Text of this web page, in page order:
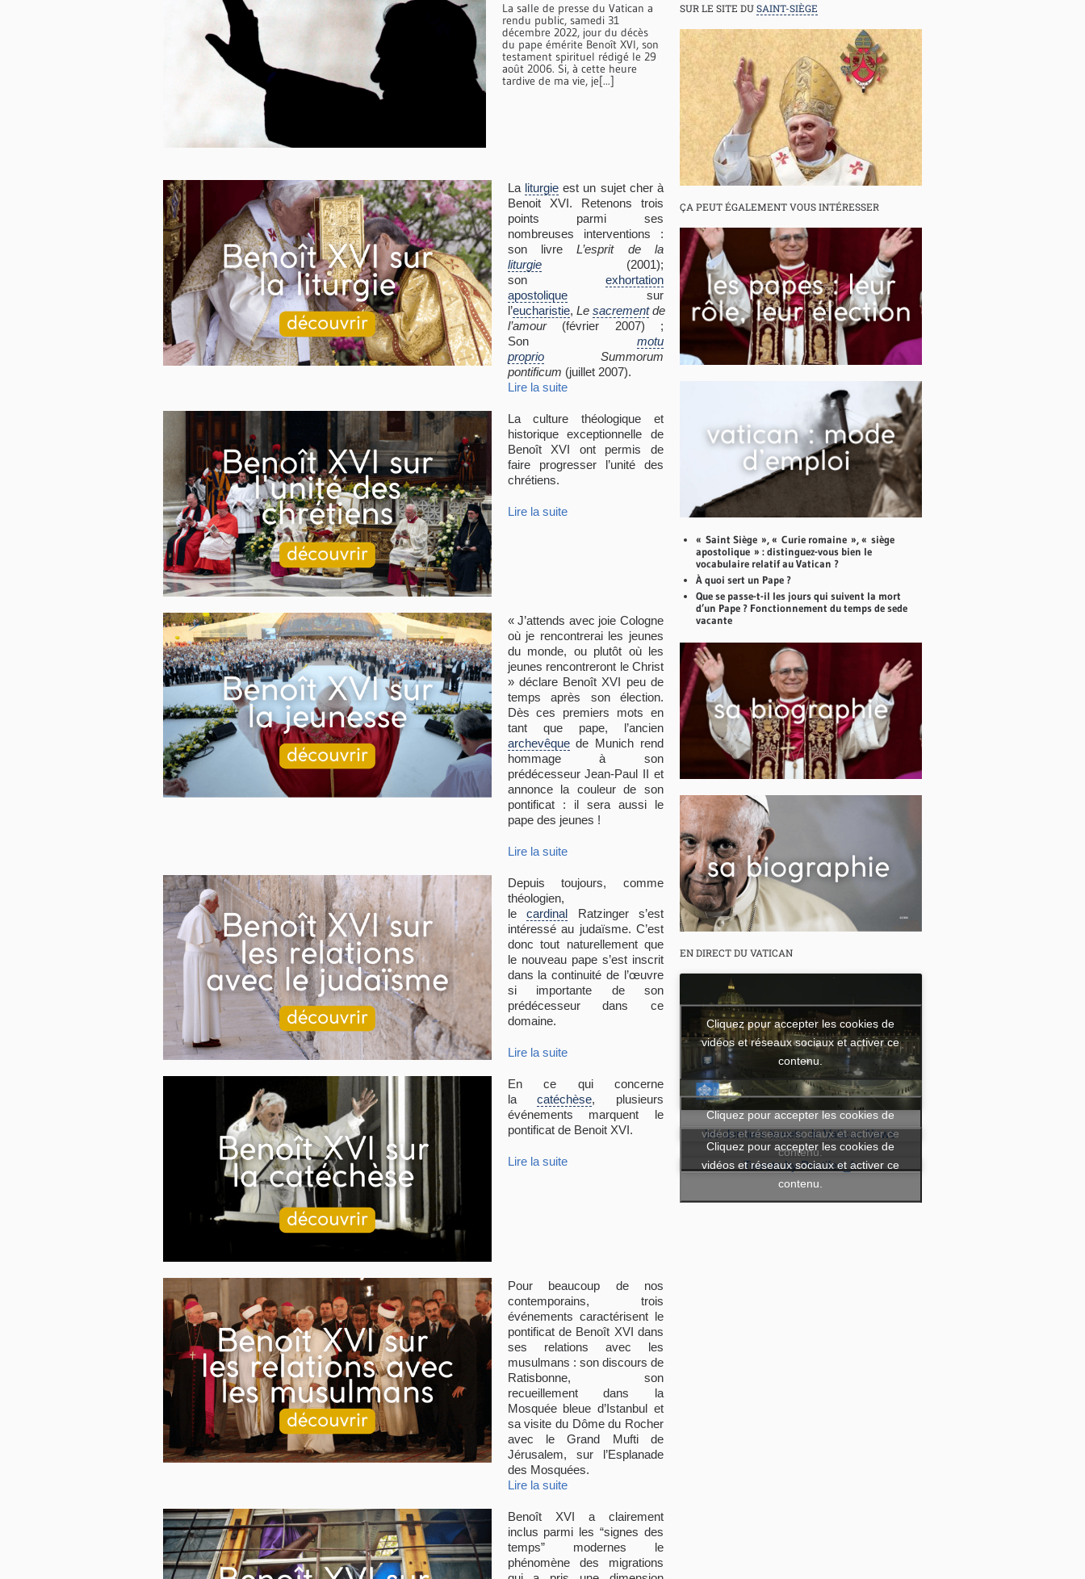
La salle de presse du Vatican a
rendu public, samedi 31
décembre 2022, jour du décès
du pape émérite Benoît XVI, son
testament spirituel rédigé le 29
août 2006. Si, à cette heure
tardive de ma vie, je[...]
La liturgieest un sujet cher à
Benoit XVI. Retenons trois
points parmi ses
nombreuses interventions :
son livreL’esprit de la
liturgie(2001);
son exhortation
apostoliquesur
l’eucharistie, Le sacrementde
l’amour(février 2007) ;
Son motu
proprioSummorum
pontificum (juillet 2007).
Lire la suite
La culture théologique et
historique exceptionnelle de
Benoît XVI ont permis de
faire progresser l’unité des
chrétiens.
Lire la suite
« J’attends avec joie Cologne
où je rencontrerai les jeunes
du monde, ou plutôt où les
jeunes rencontreront le Christ
» déclare Benoît XVI peu de
temps après son élection.
Dès ces premiers mots en
tant que pape, l’ancien
archevêquede Munich rend
hommage à son
prédécesseur Jean-Paul II et
annonce la couleur de son
pontificat : il sera aussi le
pape des jeunes !
Lire la suite
Depuis toujours, comme
théologien,
lecardinal Ratzinger s’est
intéressé au judaïsme. C’est
donc tout naturellement que
le nouveau pape s’est inscrit
dans la continuité de l’œuvre
si importante de son
prédécesseur dans ce
domaine.
Lire la suite
En ce qui concerne
lacatéchèse, plusieurs
événements marquent le
pontificat de Benoit XVI.
Lire la suite
Pour beaucoup de nos
contemporains, trois
événements caractérisent le
pontificat de Benoît XVI dans
ses relations avec les
musulmans : son discours de
Ratisbonne, son
recueillement dans la
Mosquée bleue d’Istanbul et
sa visite du Dôme du Rocher
avec le Grand Mufti de
Jérusalem, sur l’Esplanade
des Mosquées.
Lire la suite
Benoît XVI a clairement
inclus parmi les “signes des
temps” modernes le
phénomène des migrations
SUR LE SITE DUSAINT-SIÈGE
ÇA PEUT ÉGALEMENT VOUS INTÉRESSER
« Saint Siège », « Curie romaine », « siège
apostolique » : distinguez-vous bien le
vocabulaire relatif au Vatican ?
À quoi sert un Pape ?
Que se passe-t-il les jours qui suivent la mort
d’un Pape ? Fonctionnement du temps de sede
vacante
EN DIRECT DU VATICAN
Cliquez pour accepter les cookies de
vidéos et réseaux sociaux et activer ce
contenu.
les derniers tweets de Vatican News
Cliquez pour accepter les cookies de
vidéos et réseaux sociaux et activer ce
contenu.
Tweets by Pontifex_fr
Cliquez pour accepter les cookies de
vidéos et réseaux sociaux et activer ce
contenu.